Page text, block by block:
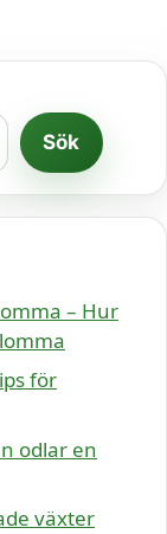
Sök
– Hur
för
odlar en
växter